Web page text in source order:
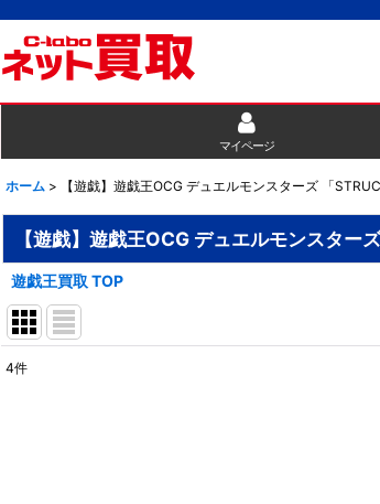
マイページ
ホーム > 【遊戯】遊戯王OCG デュエルモンスターズ 「
【遊戯】遊戯王OCG デュエルモンスタ
遊戯王買取 TOP
4件